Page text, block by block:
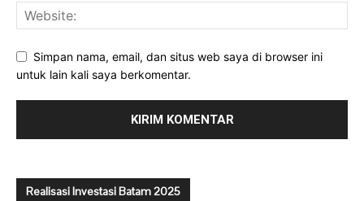
Simpan nama, email, dan situs web saya di browser ini
untuk lain kali saya berkomentar.
Realisasi Investasi Batam 2025